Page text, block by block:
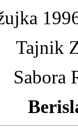
Tajnik
Sabora